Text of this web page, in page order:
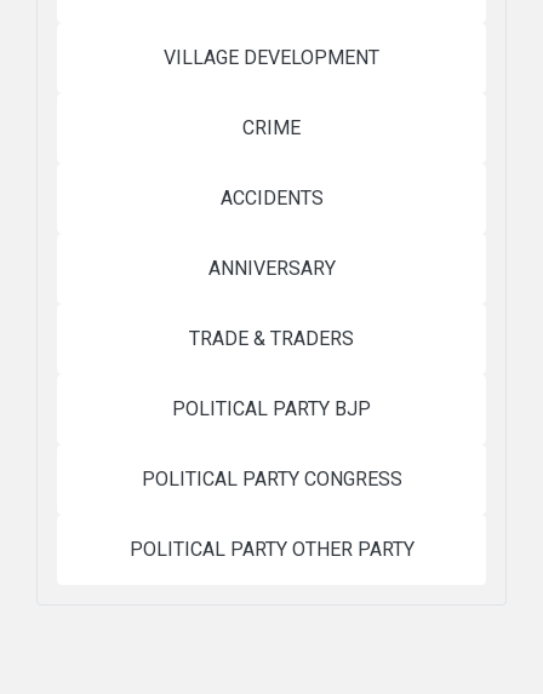
VILLAGE DEVELOPMENT
CRIME
ACCIDENTS
ANNIVERSARY
TRADE & TRADERS
POLITICAL PARTY BJP
POLITICAL PARTY CONGRESS
POLITICAL PARTY OTHER PARTY